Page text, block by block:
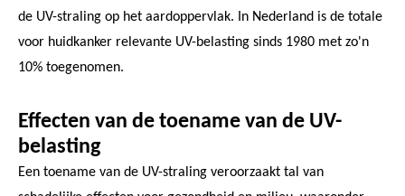
de UV-straling op het aardoppervlak. In Nederland is de totale
voor huidkanker relevante UV-belasting sinds 1980 met zo'n
10% toegenomen.
Effecten van de toename van de UV-
belasting
Een toename van de UV-straling veroorzaakt tal van